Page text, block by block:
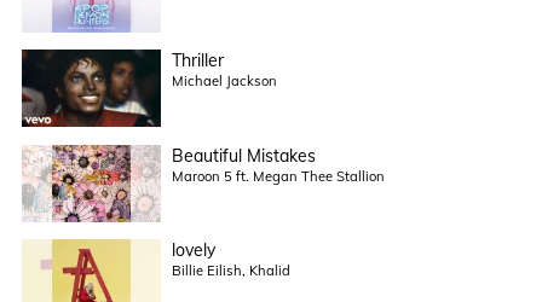
Thriller
Michael Jackson
Beautiful Mistakes
Maroon 5 ft. Megan Thee Stallion
lovely
Billie Eilish, Khalid